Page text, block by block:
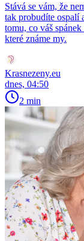
Stává se vám, že
tak probudíte ospalí
tomu, co váš
které známe my.
Krasnezeny.eu
dnes, 04:50
2 min